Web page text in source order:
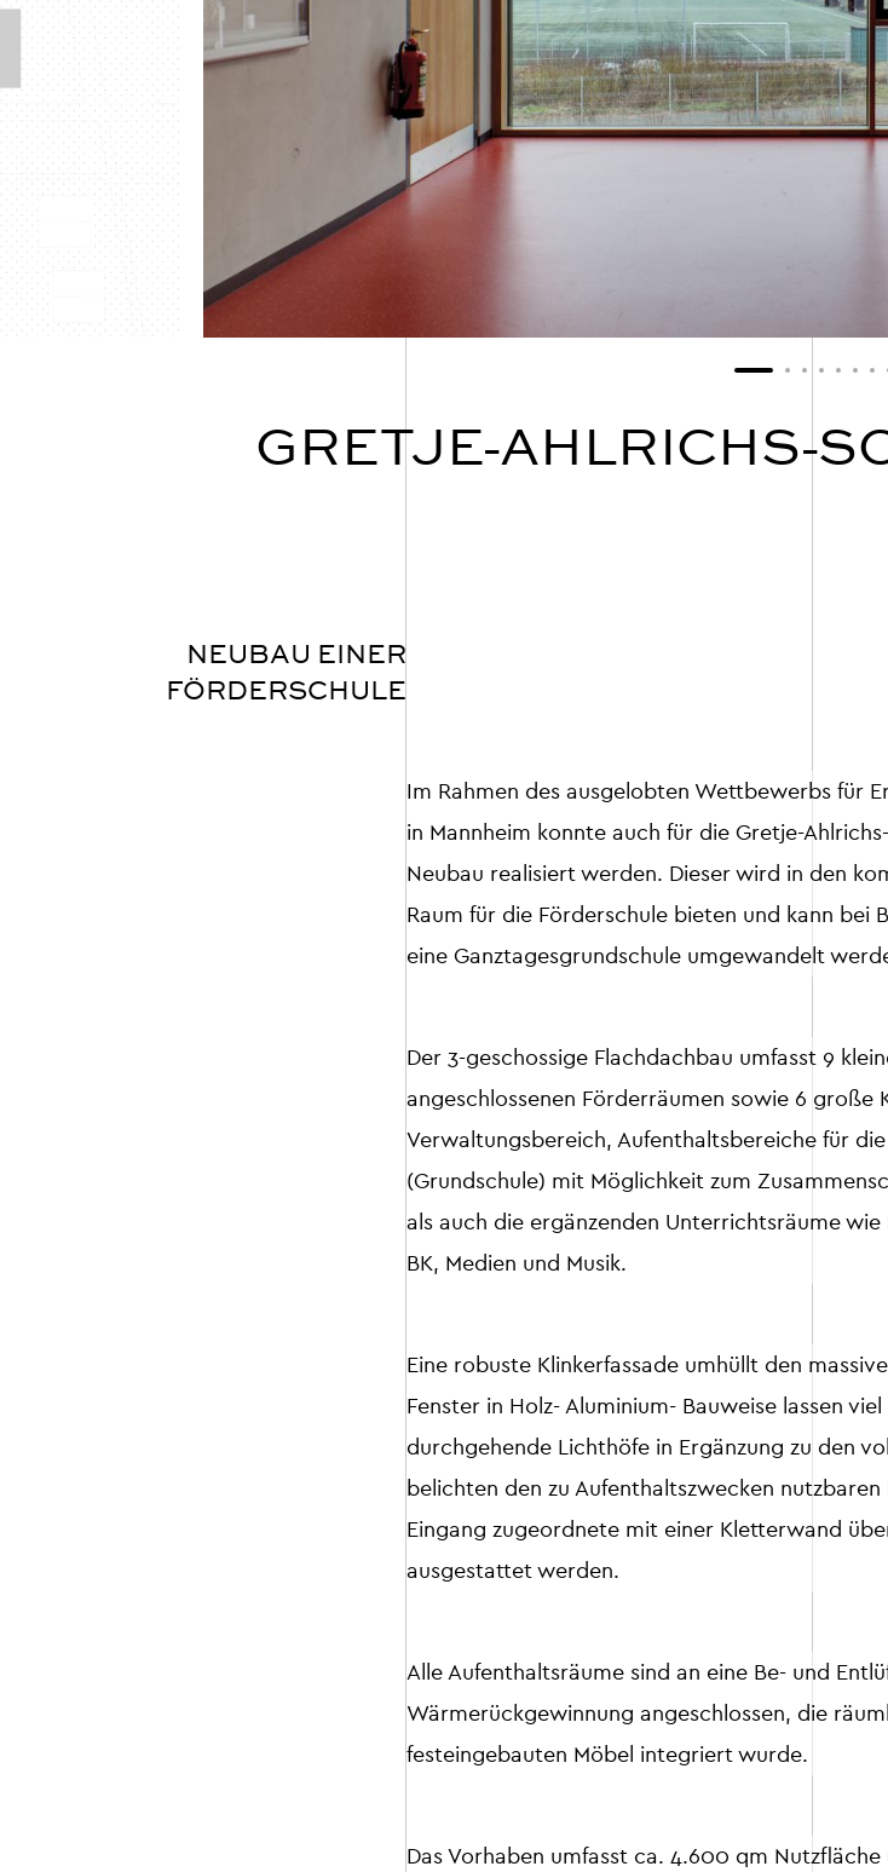
GRETJE-AHLRICHS-
NEUBAU EINER
FÖRDERSCHULE
Im Rahmen des ausgelobten Wettbewerbs für
in Mannheim konnte auch für die Gretje-
Neubau realisiert werden. Dieser wird in den
Raum für die Förderschule bieten und kann bei
eine Ganztagesgrundschule umgewandelt
Der 3-geschossige Flachdachbau umfasst 9
angeschlossenen Förderräumen sowie 6 große
Verwaltungsbereich, Aufenthaltsbereiche für
(Grundschule) mit Möglichkeit zum
als auch die ergänzenden Unterrichtsräume
BK, Medien und Musik.
Eine robuste Klinkerfassade umhüllt den
Fenster in Holz- Aluminium- Bauweise lassen
durchgehende Lichthöfe in Ergänzung zu den
belichten den zu Aufenthaltszwecken
Eingang zugeordnete mit einer Kletterwand
ausgestattet werden.
Alle Aufenthaltsräume sind an eine Be- und
Wärmerückgewinnung angeschlossen, die
festeingebauten Möbel integriert wurde.
Das Vorhaben umfasst ca. 4.600 qm